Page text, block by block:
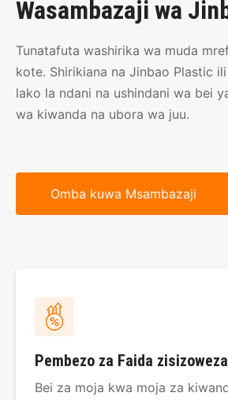
Wasambazaji wa
Tunatafuta washirika wa muda
kote. Shirikiana na Jinbao Plastic
lako la ndani na ushindani wa bei
wa kiwanda na ubora wa juu.
Omba kuwa Msambazaji
Pembezo za Faida
Bei za moja kwa moja za